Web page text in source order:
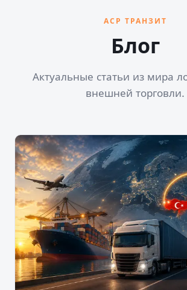
АСР ТРАНЗИТ
Блог
Актуальные статьи из мира
внешней торговли.